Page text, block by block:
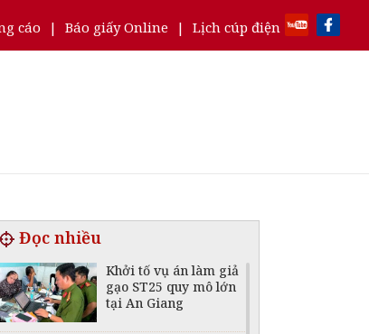
cáo | Báo giấy Online | Lịch cúp điện
Đọc nhiều
Khởi tố vụ án làm giả
gạo ST25 quy mô lớn
tại An Giang